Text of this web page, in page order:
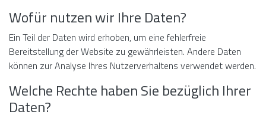
Wofür nutzen wir Ihre Daten?
Ein Teil der Daten wird erhoben, um eine fehlerfreie
Bereitstellung der Website zu gewährleisten. Andere Daten
können zur Analyse Ihres Nutzerverhaltens verwendet werden.
Welche Rechte haben Sie bezüglich Ihrer
Daten?